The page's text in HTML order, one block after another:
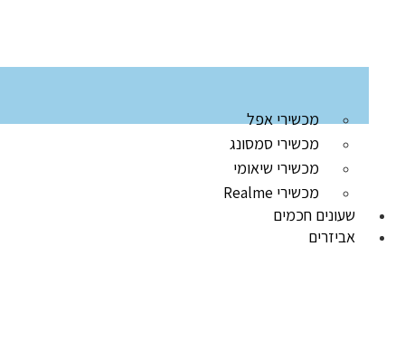
מכשירי אפל
מכשירי סמסונג
מכשירי שיאומי
מכשירי Realme
שעונים חכמים
אביזרים